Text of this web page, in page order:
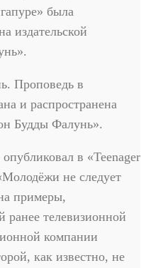
была
издательской
Проповедь в
и распространена
Будды Фалунь».
в «Teenager
не следует
примеры,
телевизионной
компании
как известно, не